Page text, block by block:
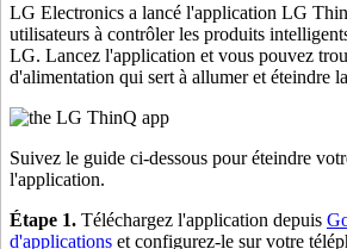
LG Electronics a lancé l'application LG
utilisateurs à contrôler les produits
LG. Lancez l'application et vous pouvez
d'alimentation qui sert à allumer et éteindre
Suivez le guide ci-dessous pour éteindre
l'application.
Étape 1. Téléchargez l'application depuis
d'applications et configurez-le sur votre